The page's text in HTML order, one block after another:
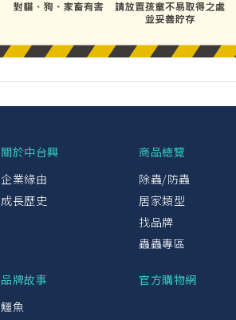
關於中台興
企業緣由
成長歷史
商品總覽
除蟲/防蟲
居家類型
找品牌
蟲蟲專區
品牌故事
鱷魚
官方購物網